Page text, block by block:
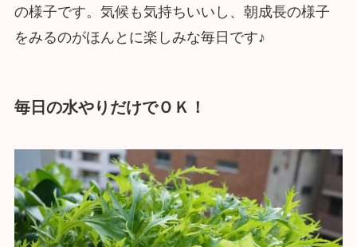
の様子です。気候も気持ちいいし、朝成長の様子
をみるのがほんとに楽しみな毎日です♪
毎日の水やりだけでＯＫ！